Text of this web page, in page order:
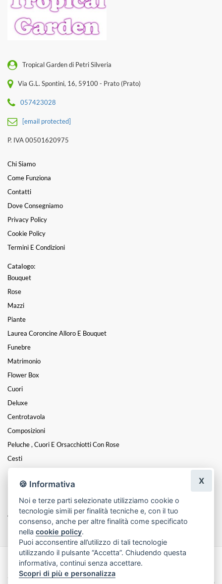
Tropical Garden di Petri Silveria
Via G.L. Spontini, 16, 59100 - Prato (Prato)
057423028
[email protected]
P. IVA 00501620975
Chi Siamo
Come Funziona
Contatti
Dove Consegniamo
Privacy Policy
Cookie Policy
Termini E Condizioni
Catalogo:
Bouquet
Rose
Mazzi
Piante
Laurea Coroncine Alloro E Bouquet
Funebre
Matrimonio
Flower Box
Cuori
Deluxe
Centrotavola
Composizioni
Peluche , Cuori E Orsacchiotti Con Rose
Cesti
Fiori E Dolci
Rose Stabilizzate E Altri Fiori
Piante Artificiali E Fiori Artificiali
Articoli Da Regalo
Made with byInfoser.it- Realizzazione Siti ecommerce per Fioristi
2026
🍪 Informativa
Noi e terze parti selezionate utilizziamo cookie o
tecnologie simili per finalità tecniche e, con il tuo
consenso, anche per altre finalità come specificato
nellacookie policy.
Puoi acconsentire all’utilizzo di tali tecnologie
utilizzando il pulsante “Accetta”. Chiudendo questa
informativa, continui senza accettare.
Scopri di più e personalizza
X